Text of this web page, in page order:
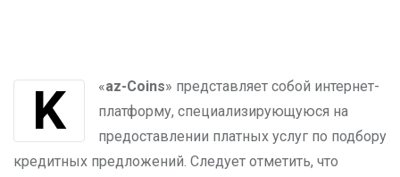
«Kaz-Coins» представляет собой интернет-
платформу, специализирующуюся на
предоставлении платных услуг по подбору
кредитных предложений. Следует отметить, что